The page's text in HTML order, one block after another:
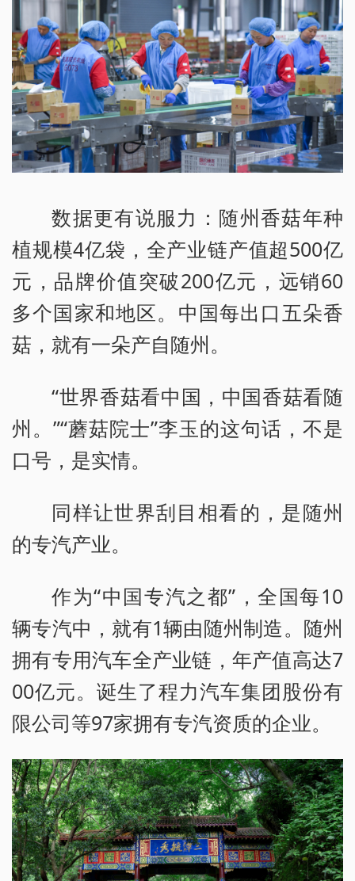
数据更有说服力：随州香菇年种
植规模4亿袋，全产业链产值超500亿
元，品牌价值突破200亿元，远销60
多个国家和地区。中国每出口五朵香
菇，就有一朵产自随州。
“世界香菇看中国，中国香菇看随
州。”“蘑菇院士”李玉的这句话，不是
口号，是实情。
同样让世界刮目相看的，是随州
的专汽产业。
作为“中国专汽之都”，全国每10
辆专汽中，就有1辆由随州制造。随州
拥有专用汽车全产业链，年产值高达7
00亿元。诞生了程力汽车集团股份有
限公司等97家拥有专汽资质的企业。